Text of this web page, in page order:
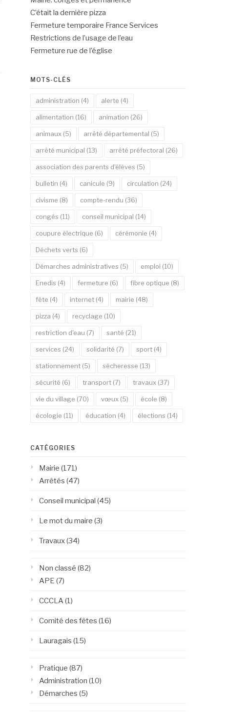
C’était la dernière pizza
Fermeture temporaire France Services
Restrictions de l’usage de l’eau
Fermeture rue de l’église
MOTS-CLÉS
administration (4) alerte (4)
alimentation (16) animation (26)
animaux(5) arrêté départemental (5)
arrêté municipal (13) arrêté préfectoral (26)
association des parents d'élèves (5)
bulletin (4) canicule (9) circulation (24)
civisme (8) compte-rendu (36)
congés (11) conseil municipal (14)
coupure électrique (6) cérémonie (4)
Déchets verts (6)
Démarches administratives (5) emploi (10)
Enedis (4) fermeture (6) fibre optique (8)
fête (4) internet(4) mairie (48)
pizza (4) recyclage (10)
restriction d'eau (7) santé (21)
services (24) solidarité (7) sport(4)
stationnement(5) sécheresse (13)
sécurité (6) transport(7) travaux(37)
vie du village (70) vœux(5) école (8)
écologie (11) éducation (4) élections (14)
CATÉGORIES
Mairie (171)
Arrêtés (47)
Conseil municipal (45)
Le mot du maire (3)
Travaux(34)
Non classé (82)
APE (7)
CCCLA(1)
Comité des fêtes (16)
Lauragais (15)
Pratique (87)
Administration (10)
Démarches (5)